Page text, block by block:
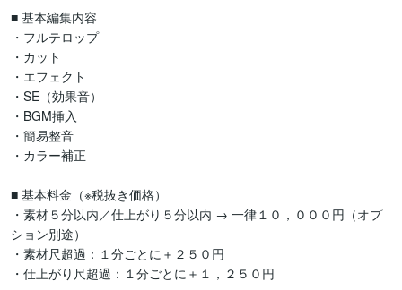
■ 基本編集内容
・フルテロップ
・カット
・エフェクト
・SE（効果音）
・BGM挿入
・簡易整音
・カラー補正
■ 基本料金（※税抜き価格）
・素材５分以内／仕上がり５分以内 → 一律１０，０００円（オプ
ション別途）
・素材尺超過：１分ごとに＋２５０円
・仕上がり尺超過：１分ごとに＋１，２５０円